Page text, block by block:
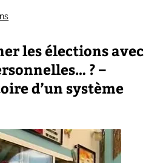
les élections avec
? –
d’un système